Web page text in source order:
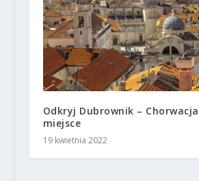
Odkryj Dubrownik –
miejsce
19 kwietnia 2022